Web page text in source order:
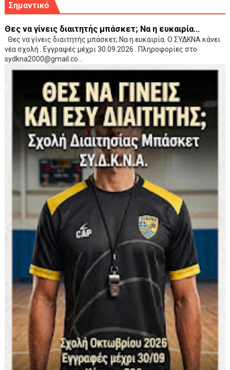
Σημαντικό
Θες να γίνεις διαιτητής μπάσκετ; Να η ευκαιρία...
Θες να γίνεις διαιτητής μπάσκετ; Να η ευκαιρία. Ο ΣΥΔΚΝΑ κάνει
νέα σχολή . Εγγραφές μέχρι 30.09.2026 . Πληροφορίες στο
sydkna2000@gmail.co...